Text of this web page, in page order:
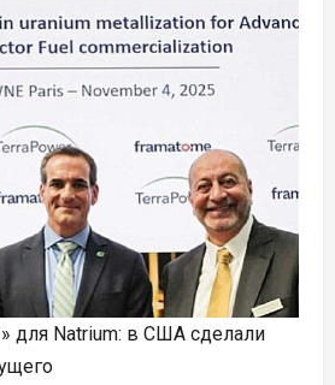
для Natrium: в США сделали